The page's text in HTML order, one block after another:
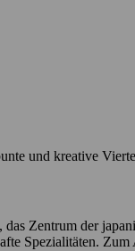
und kreative
Zentrum der
Spezialitäten.